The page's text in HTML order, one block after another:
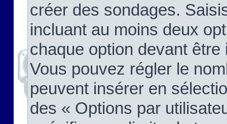
créer des sondages.
incluant au moins deux
chaque option devant
Vous pouvez régler le
peuvent insérer en
des « Options par